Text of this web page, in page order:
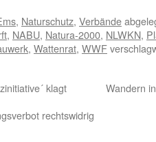
, Naturschutz, Verbände
, NABU, Natura-2000, NLWKN,
, Wattenrat, WWF
klagt
rechtswidrig
Wandern